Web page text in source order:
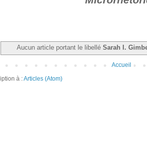
Aucun article portant le libellé Sarah I.
Accueil
à :Articles (Atom)